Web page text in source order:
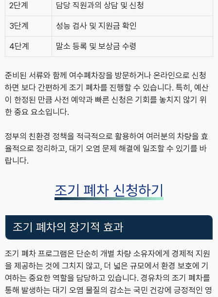
2단계 담당 직원과의 상담 및 신청
3단계 성능 검사 및 지원금 확인
4단계 말소 등록 및 보상금 수령
준비된 서류와 함께 여수폐차장을 방문하거나 온라인으로 신청
하면 보다 간편하게 조기 폐차를 진행할 수 있습니다. 특히, 예산
이 한정된 만큼 사전 예약과 빠른 신청은 기회를 놓치지 않기 위
한 중요 요소입니다.
정부의 친환경 정책을 적극적으로 활용하여 여러분의 차량을 효
율적으로 정리하고, 대기 오염 문제 해결에 일조할 수 있기를 바
랍니다.
조기 폐차 신청하기
조기 폐차의 장기적 효과
조기 폐차 프로그램은 단순히 개별 차량 소유자에게 경제적 지원
을 제공하는 것에 그치지 않고, 더 넓은 규모에서 환경 보호에 기
여하는 중요한 역할을 담당하고 있습니다. 경유차의 조기 폐차를
통해 발생하는 대기 오염 물질의 감소는 국민 건강에 긍정적인 영